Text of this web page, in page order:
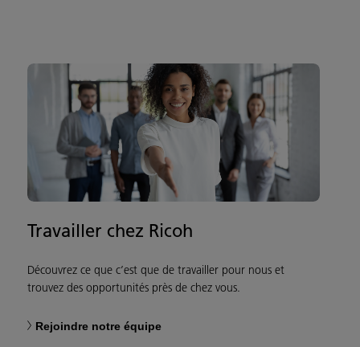
Travailler chez Ricoh
Découvrez ce que c’est que de travailler pour nous et
trouvez des opportunités près de chez vous.
Rejoindre notre équipe